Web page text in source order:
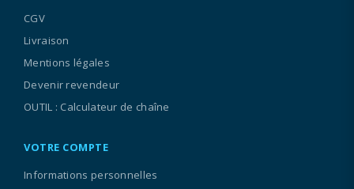
CGV
Livraison
Mentions légales
Devenir revendeur
OUTIL : Calculateur de chaîne
VOTRE COMPTE
Informations personnelles